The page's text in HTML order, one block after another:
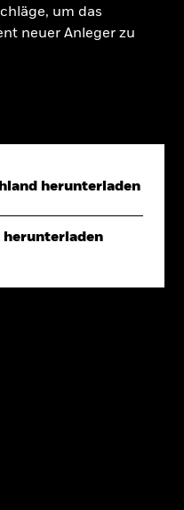
um das
neuer Anleger zu
herunterladen
herunterladen